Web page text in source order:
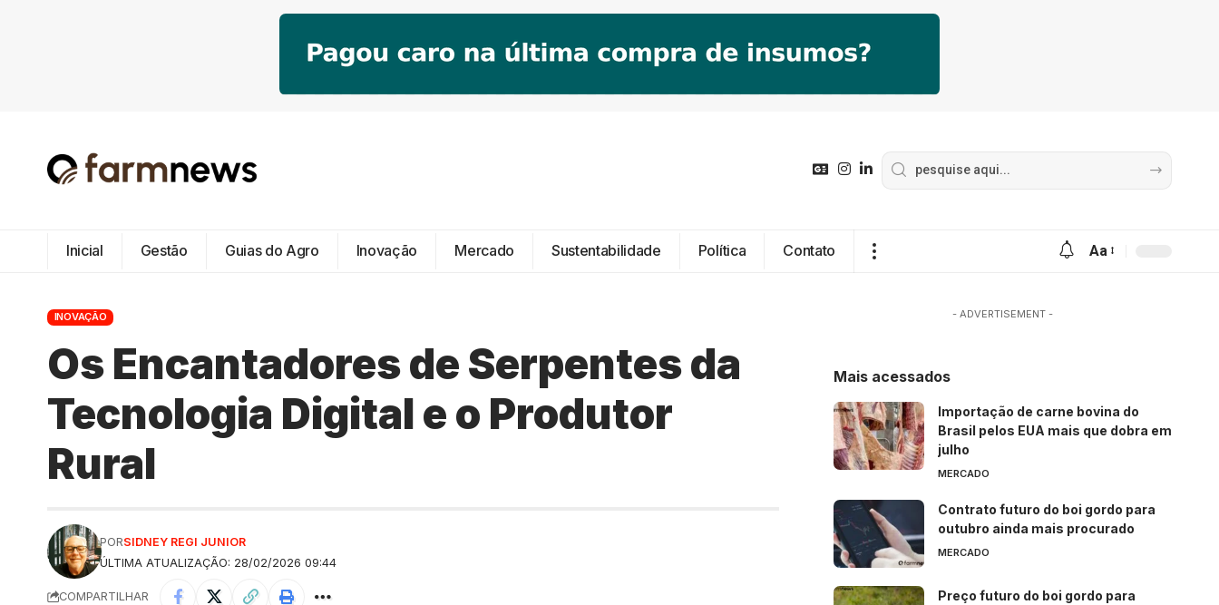
Inicial Gestão Guias do Agro Inovação Mercado Sustentabilidade Política Contato Aa
INOVAÇÃO
Os Encantadores de Serpentes da
Tecnologia Digital e o Produtor
Rural
ÚLTIMA ATUALIZAÇÃO: 28/02/2026 09:44
PORSIDNEY REGI JUNIOR
COMPARTILHAR
- ADVERTISEMENT -
Mais acessados
Importação de carne bovina do
Brasil pelos EUA mais que dobra em
julho
MERCADO
Contrato futuro do boi gordo para
outubro ainda mais procurado
MERCADO
Preço futuro do boi gordo para